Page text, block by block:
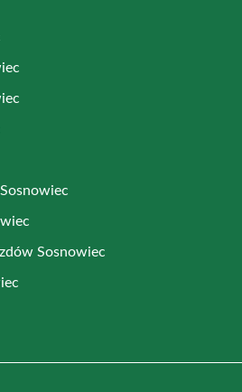
Sosnowiec